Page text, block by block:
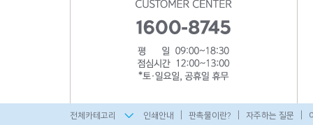
전체카테고리 인쇄안내 판촉물이란? 자주하는 질문